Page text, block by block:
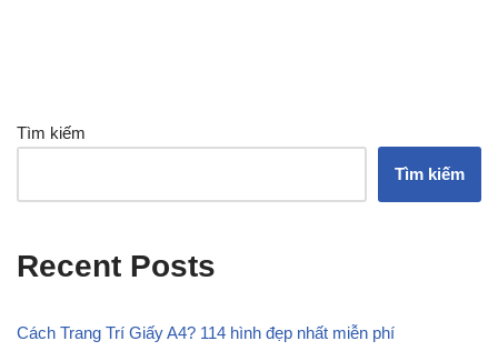
Tìm kiếm
Tìm kiếm
Recent Posts
Cách Trang Trí Giấy A4? 114 hình đẹp nhất miễn phí